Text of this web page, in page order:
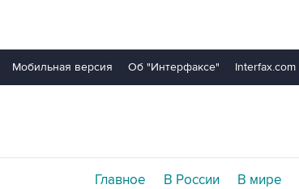
Мобильная версия Об "Интерфаксе" Interfax.com
Главное В России В мире